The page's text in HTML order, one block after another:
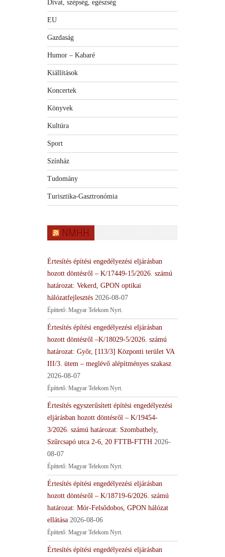
Divat, szépség, egészség
EU
Gazdaság
Humor – Kabaré
Kiállítások
Koncertek
Könyvek
Kultúra
Sport
Színház
Tudomány
Turisztika-Gasztronómia
NMHH
Értesítés építési engedélyezési eljárásban
hozott döntésről – K/17449-15/2026. számú
határozat: Vekerd, GPON optikai
hálózatfejlesztés 2026-08-07
Építtető: Magyar Telekom Nyrt.
Értesítés építési engedélyezési eljárásban
hozott döntésről –K/18029-5/2026. számú
határozat: Győr, [113/3] Központi terület VA
III/3. ütem – meglévő alépítményes szakasz
2026-08-07
Építtető: Magyar Telekom Nyrt.
Értesítés egyszerűsített építési engedélyezési
eljárásban hozott döntésről – K/19454-
3/2026. számú határozat: Szombathely,
Szűrcsapó utca 2-6, 20 FTTB-FTTH 2026-
08-07
Építtető: Magyar Telekom Nyrt.
Értesítés építési engedélyezési eljárásban
hozott döntésről – K/18719-6/2026. számú
határozat: Mór-Felsődobos, GPON hálózat
ellátása 2026-08-06
Építtető: Magyar Telekom Nyrt.
Értesítés építési engedélyezési eljárásban